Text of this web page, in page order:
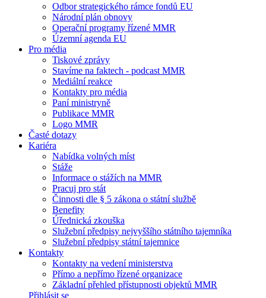
Odbor strategického rámce fondů EU
Národní plán obnovy
Operační programy řízené MMR
Územní agenda EU
Pro média
Tiskové zprávy
Stavíme na faktech - podcast MMR
Mediální reakce
Kontakty pro média
Paní ministryně
Publikace MMR
Logo MMR
Časté dotazy
Kariéra
Nabídka volných míst
Stáže
Informace o stážích na MMR
Pracuj pro stát
Činnosti dle § 5 zákona o státní službě
Benefity
Úřednická zkouška
Služební předpisy nejvyššího státního tajemníka
Služební předpisy státní tajemnice
Kontakty
Kontakty na vedení ministerstva
Přímo a nepřímo řízené organizace
Základní přehled přístupnosti objektů MMR
Přihlásit se